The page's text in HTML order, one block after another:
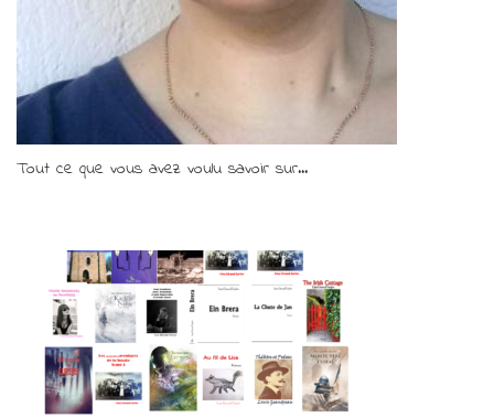
Tout ce que vous avez voulu savoir sur...